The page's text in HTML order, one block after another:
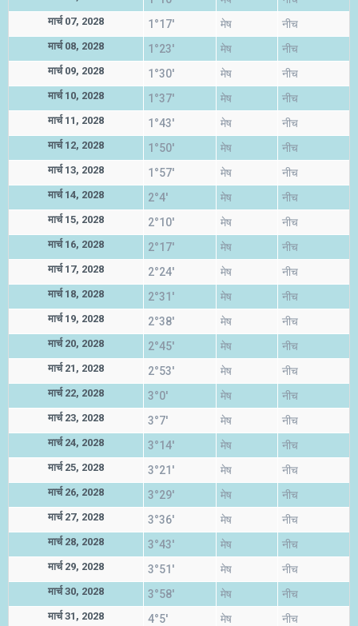
मार्च 07, 2028 1°17' मेष नीच
मार्च 08, 2028 1°23' मेष नीच
मार्च 09, 2028 1°30' मेष नीच
मार्च 10, 2028 1°37' मेष नीच
मार्च 11, 2028 1°43' मेष नीच
मार्च 12, 2028 1°50' मेष नीच
मार्च 13, 2028 1°57' मेष नीच
मार्च 14, 2028 2°4' मेष नीच
मार्च 15, 2028 2°10' मेष नीच
मार्च 16, 2028 2°17' मेष नीच
मार्च 17, 2028 2°24' मेष नीच
मार्च 18, 2028 2°31' मेष नीच
मार्च 19, 2028 2°38' मेष नीच
मार्च 20, 2028 2°45' मेष नीच
मार्च 21, 2028 2°53' मेष नीच
मार्च 22, 2028 3°0' मेष नीच
मार्च 23, 2028 3°7' मेष नीच
मार्च 24, 2028 3°14' मेष नीच
मार्च 25, 2028 3°21' मेष नीच
मार्च 26, 2028 3°29' मेष नीच
मार्च 27, 2028 3°36' मेष नीच
मार्च 28, 2028 3°43' मेष नीच
मार्च 29, 2028 3°51' मेष नीच
मार्च 30, 2028 3°58' मेष नीच
मार्च 31, 2028 4°5' मेष नीच